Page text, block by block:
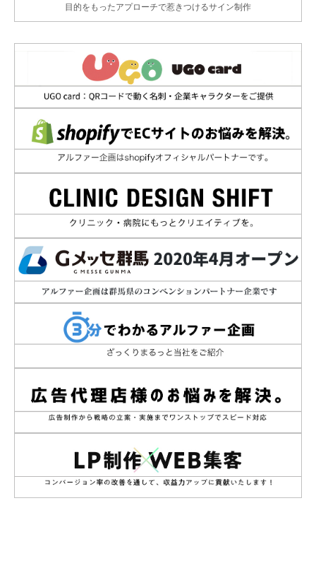
目的をもったアプローチで惹きつけるサイン制作